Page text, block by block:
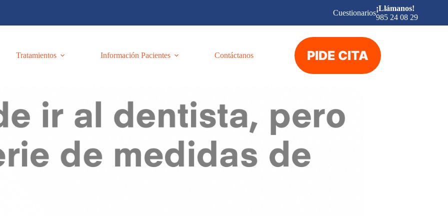
Cuestionarios
¡Llámanos!
985 24 08 29
Tratamientos Información Pacientes Contáctanos PIDE CITA